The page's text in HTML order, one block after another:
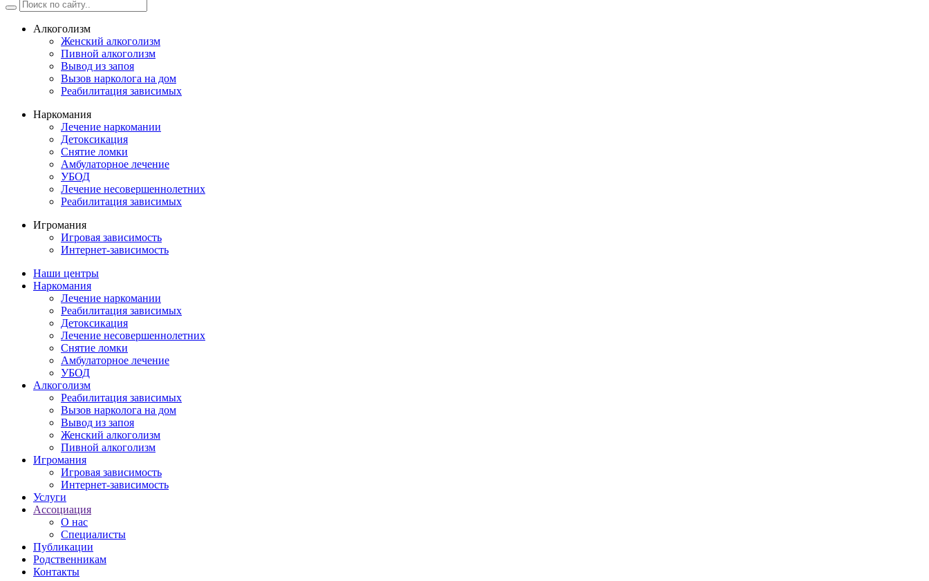
Алкоголизм
Женский алкоголизм
Пивной алкоголизм
Вывод из запоя
Вызов нарколога на дом
Реабилитация зависимых
Наркомания
Лечение наркомании
Детоксикация
Снятие ломки
Амбулаторное лечение
УБОД
Лечение несовершеннолетних
Реабилитация зависимых
Игромания
Игровая зависимость
Интернет-зависимость
Наши центры
Наркомания
Лечение наркомании
Реабилитация зависимых
Детоксикация
Лечение несовершеннолетних
Снятие ломки
Амбулаторное лечение
УБОД
Алкоголизм
Реабилитация зависимых
Вызов нарколога на дом
Вывод из запоя
Женский алкоголизм
Пивной алкоголизм
Игромания
Игровая зависимость
Интернет-зависимость
Услуги
Ассоциация
О нас
Специалисты
Публикации
Родственникам
Контакты